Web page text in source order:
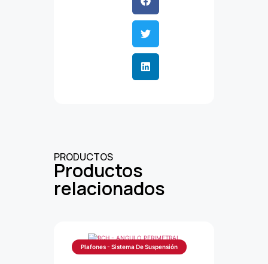
PRODUCTOS
Productos
relacionados
Plafones - Sistema De Suspensión